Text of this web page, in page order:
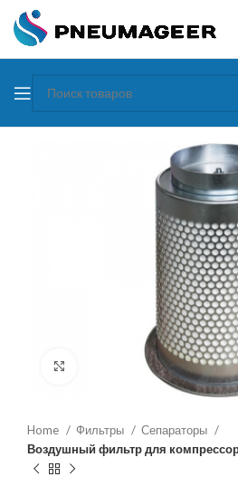
Home Фильтры
Сепараторы
Воздушный фильтр для